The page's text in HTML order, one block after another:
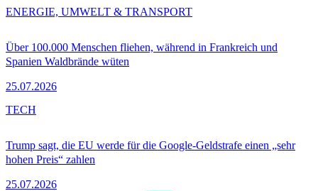
Über 100.000 Menschen fliehen, während in Frankreich und
Spanien Waldbrände wüten
25.07.2026
ENERGIE, UMWELT & TRANSPORT
Trump sagt, die EU werde für die Google-Geldstrafe einen „sehr
hohen Preis“ zahlen
25.07.2026
TECH